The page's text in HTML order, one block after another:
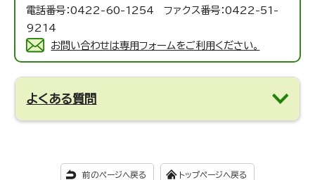
電話番号：0422-60-1254 ファクス番号：0422-51-
9214
お問い合わせは専用フォームをご利用ください。
よくある質問
前のページへ戻る トップページへ戻る